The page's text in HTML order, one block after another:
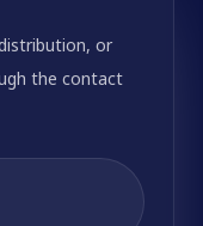
or
the contact